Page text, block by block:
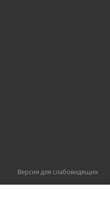
Версия для слабовидящих